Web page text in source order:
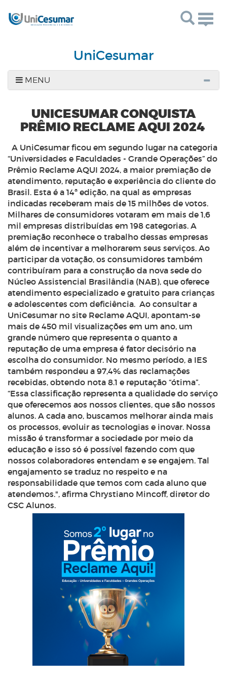
UniCesumar
MENU
UNICESUMAR CONQUISTA
PRÊMIO RECLAME AQUI 2024
A UniCesumar ficou em segundo lugar na categoria
“Universidades e Faculdades - Grande Operações” do
Prêmio Reclame AQUI 2024, a maior premiação de
atendimento, reputação e experiência do cliente do
Brasil. Esta é a 14ª edição, na qual as empresas
indicadas receberam mais de 15 milhões de votos.
Milhares de consumidores votaram em mais de 1,6
mil empresas distribuídas em 198 categorias. A
premiação reconhece o trabalho dessas empresas
além de incentivar a melhorarem seus serviços. Ao
participar da votação, os consumidores também
contribuíram para a construção da nova sede do
Núcleo Assistencial Brasilândia (NAB), que oferece
atendimento especializado e gratuito para crianças
e adolescentes com deficiência. Ao consultar a
UniCesumar no site Reclame AQUI, apontam-se
mais de 450 mil visualizações em um ano, um
grande número que representa o quanto a
reputação de uma empresa é fator decisório na
escolha do consumidor. No mesmo período, a IES
também respondeu a 97,4% das reclamações
recebidas, obtendo nota 8.1 e reputação “ótima”.
“Essa classificação representa a qualidade do serviço
que oferecemos aos nossos clientes, que são nossos
alunos. A cada ano, buscamos melhorar ainda mais
os processos, evoluir as tecnologias e inovar. Nossa
missão é transformar a sociedade por meio da
educação e isso só é possível fazendo com que
nossos colaboradores entendam e se engajem. Tal
engajamento se traduz no respeito e na
responsabilidade que temos com cada aluno que
atendemos.", afirma Chrystiano Mincoff, diretor do
CSC Alunos.